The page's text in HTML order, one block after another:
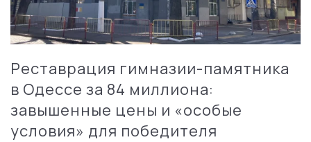
Реставрация гимназии-памятника
в Одессе за 84 миллиона:
завышенные цены и «особые
условия» для победителя